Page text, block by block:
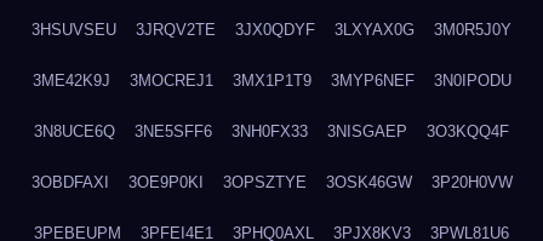
3HSUVSEU 3JRQV2TE 3JX0QDYF 3LXYAX0G 3M0R5J0Y
3ME42K9J 3MOCREJ1 3MX1P1T9 3MYP6NEF 3N0IPODU
3N8UCE6Q 3NE5SFF6 3NH0FX33 3NISGAEP 3O3KQQ4F
3OBDFAXI 3OE9P0KI 3OPSZTYE 3OSK46GW 3P20H0VW
3PEBEUPM 3PFEI4E1 3PHQ0AXL 3PJX8KV3 3PWL81U6